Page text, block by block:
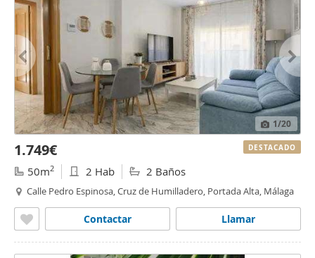
1/20
1.749€
50m2 2 Hab 2 Baños
Calle Pedro Espinosa, Cruz de Humilladero, Portada Alta, Málaga
Llamar
Contactar
DESTACADO